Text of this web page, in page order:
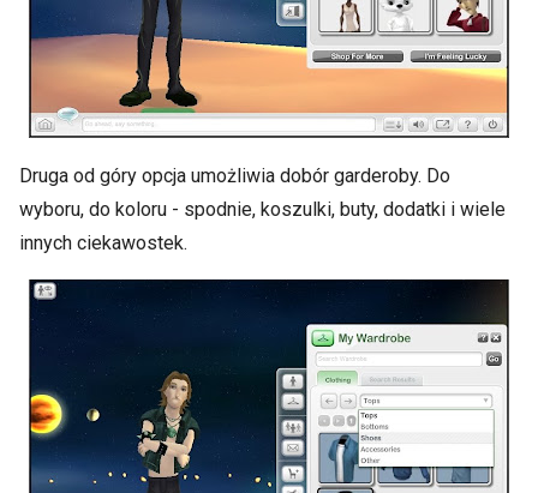
Druga od góry opcja umożliwia dobór garderoby. Do
wyboru, do koloru - spodnie, koszulki, buty, dodatki i wiele
innych ciekawostek.